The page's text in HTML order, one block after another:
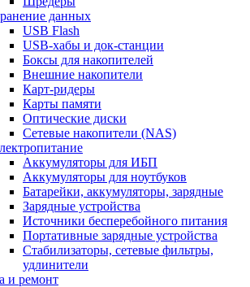
данных
USB Flash
USB-хабы и док-станции
Боксы для накопителей
Внешние накопители
Карт-ридеры
Карты памяти
Оптические диски
Сетевые накопители (NAS)
Аккумуляторы для ИБП
Аккумуляторы для ноутбуков
Батарейки, аккумуляторы, зарядные
Зарядные устройства
Источники бесперебойного питания
Портативные зарядные устройства
Стабилизаторы, сетевые фильтры,
удлинители
и ремонт